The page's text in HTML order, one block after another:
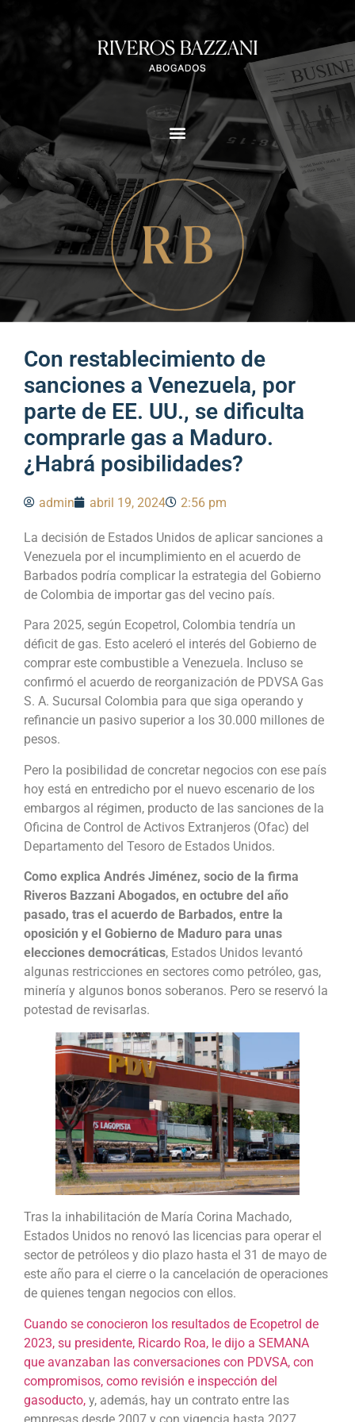
Con restablecimiento de
sanciones a Venezuela, por
parte de EE. UU., se dificulta
comprarle gas a Maduro.
¿Habrá posibilidades?
admin abril 19, 2024 2:56 pm
La decisión de Estados Unidos de aplicar sanciones a
Venezuela por el incumplimiento en el acuerdo de
Barbados podría complicar la estrategia del Gobierno
de Colombia de importar gas del vecino país.
Para 2025, según Ecopetrol, Colombia tendría un
déficit de gas. Esto aceleró el interés del Gobierno de
comprar este combustible a Venezuela. Incluso se
confirmó el acuerdo de reorganización de PDVSA Gas
S. A. Sucursal Colombia para que siga operando y
refinancie un pasivo superior a los 30.000 millones de
pesos.
Pero la posibilidad de concretar negocios con ese país
hoy está en entredicho por el nuevo escenario de los
embargos al régimen, producto de las sanciones de la
Oficina de Control de Activos Extranjeros (Ofac) del
Departamento del Tesoro de Estados Unidos.
Como explica Andrés Jiménez, socio de la firma
Riveros Bazzani Abogados, en octubre del año
pasado, tras el acuerdo de Barbados, entre la
oposición y el Gobierno de Maduro para unas
elecciones democráticas, Estados Unidos levantó
algunas restricciones en sectores como petróleo, gas,
minería y algunos bonos soberanos. Pero se reservó la
potestad de revisarlas.
Tras la inhabilitación de María Corina Machado,
Estados Unidos no renovó las licencias para operar el
sector de petróleos y dio plazo hasta el 31 de mayo de
este año para el cierre o la cancelación de operaciones
de quienes tengan negocios con ellos.
Cuando se conocieron los resultados de Ecopetrol de
2023, su presidente, Ricardo Roa, le dijo a SEMANA
que avanzaban las conversaciones con PDVSA, con
compromisos, como revisión e inspección del
gasoducto, y, además, hay un contrato entre las